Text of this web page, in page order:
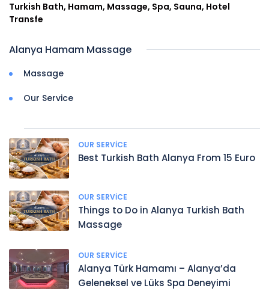
Turkish Bath, Hamam, Massage, Spa, Sauna, Hotel
Transfe
Alanya Hamam Massage
Massage
Our Service
OUR SERVICE
Best Turkish Bath Alanya From 15 Euro
OUR SERVICE
Things to Do in Alanya Turkish Bath
Massage
OUR SERVICE
Alanya Türk Hamamı – Alanya’da
Geleneksel ve Lüks Spa Deneyimi